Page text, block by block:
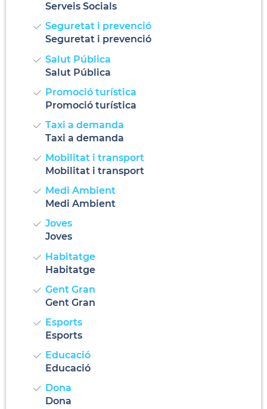
Serveis Socials
Seguretat i prevenció
Seguretat i prevenció
Salut Pública
Salut Pública
Promoció turística
Promoció turística
Taxi a demanda
Taxi a demanda
Mobilitat i transport
Mobilitat i transport
Medi Ambient
Medi Ambient
Joves
Joves
Habitatge
Habitatge
Gent Gran
Gent Gran
Esports
Esports
Educació
Educació
Dona
Dona